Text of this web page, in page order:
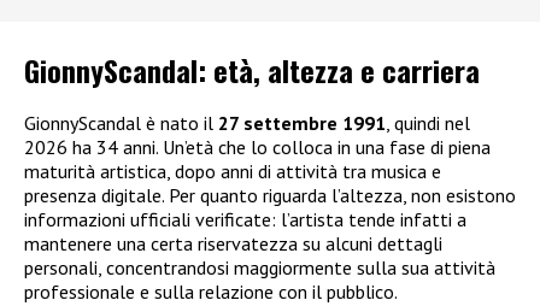
GionnyScandal: età, altezza e carriera
GionnyScandal è nato il 27 settembre 1991, quindi nel
2026 ha 34 anni. Un’età che lo colloca in una fase di piena
maturità artistica, dopo anni di attività tra musica e
presenza digitale. Per quanto riguarda l’altezza, non esistono
informazioni ufficiali verificate: l’artista tende infatti a
mantenere una certa riservatezza su alcuni dettagli
personali, concentrandosi maggiormente sulla sua attività
professionale e sulla relazione con il pubblico.